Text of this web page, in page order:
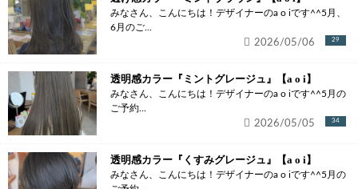
みなさん、こんにちは！デザイナーのa o iです^^5月、
6月のご...
29
2026/05/06
透明感カラー『ミントグレージュ』【a o i】
みなさん、こんにちは！デザイナーのa o iです^^5月の
ご予約...
34
2026/05/05
透明感カラー『くすみグレージュ』【a o i】
みなさん、こんにちは！デザイナーのa o iです^^5月の